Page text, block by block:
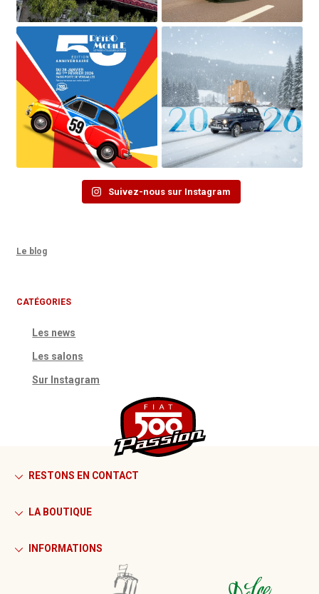
Suivez-nous sur Instagram
Le blog
CATÉGORIES
Les news
Les salons
Sur Instagram
RESTONS EN CONTACT
LA BOUTIQUE
INFORMATIONS